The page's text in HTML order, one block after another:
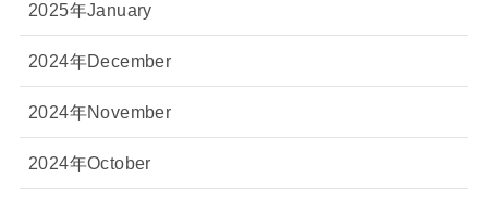
2025年January
2024年December
2024年November
2024年October